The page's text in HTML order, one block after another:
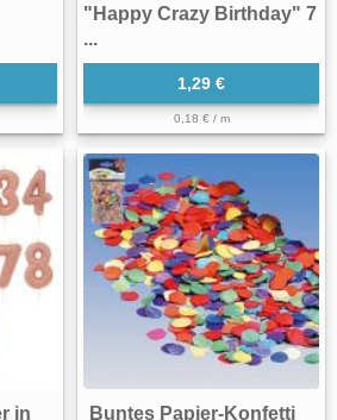
"Happy Crazy Birthday" 7
...
1,29 €
0,18 € / m
in
Buntes Papier-Konfetti